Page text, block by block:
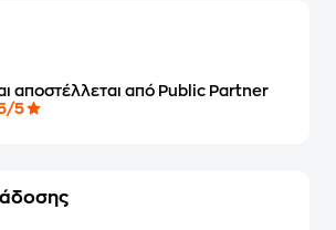
αποστέλλεται από Public Partner
5